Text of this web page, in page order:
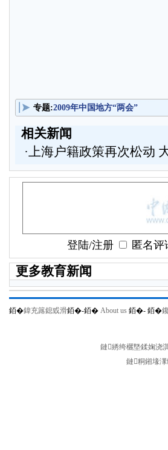
专题:2009年中国地方“两会”
相关新闻
·上海户籍政策再次松动
登陆/注册 匿名评
更多教育新闻
銆�鍏充簬鎴戜滑銆�-銆� About us 銆�- 銆�
鏈綉绔欐墍鍒婅浇
鏈粡鎺堟